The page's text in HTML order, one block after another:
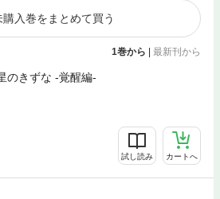
購入巻をまとめて買う
1巻から | 最新刊から
のきずな -覚醒編-
試し読み カートへ